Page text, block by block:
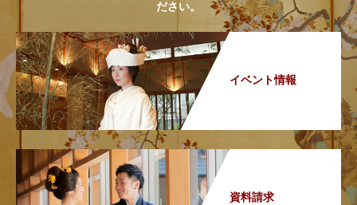
ださい。
イベント情報
資料請求